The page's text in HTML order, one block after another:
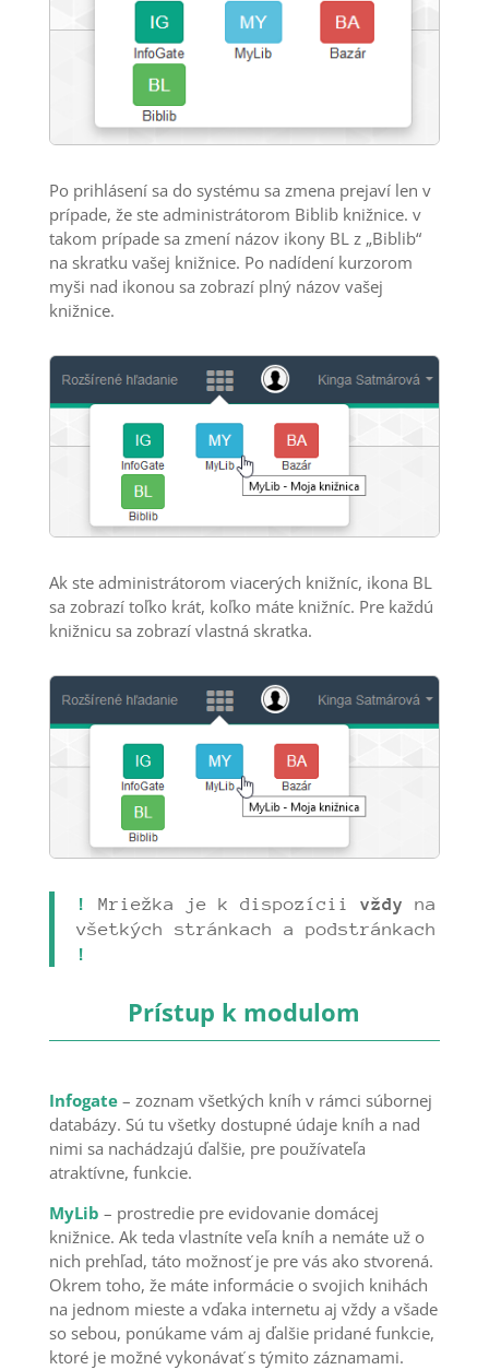
Po prihlásení sa do systému sa zmena prejaví len v
prípade, že ste administrátorom Biblib knižnice. v
takom prípade sa zmení názov ikony BL z „Biblib“
na skratku vašej knižnice. Po nadídení kurzorom
myši nad ikonou sa zobrazí plný názov vašej
knižnice.
Ak ste administrátorom viacerých knižníc, ikona BL
sa zobrazí toľko krát, koľko máte knižníc. Pre každú
knižnicu sa zobrazí vlastná skratka.
! Mriežka je k dispozícii vždy na
všetkých stránkach a podstránkach
!
Prístup k modulom
Infogate – zoznam všetkých kníh v rámci súbornej
databázy. Sú tu všetky dostupné údaje kníh a nad
nimi sa nachádzajú ďalšie, pre používateľa
atraktívne, funkcie.
MyLib – prostredie pre evidovanie domácej
knižnice. Ak teda vlastníte veľa kníh a nemáte už o
nich prehľad, táto možnosť je pre vás ako stvorená.
Okrem toho, že máte informácie o svojich knihách
na jednom mieste a vďaka internetu aj vždy a všade
so sebou, ponúkame vám aj ďalšie pridané funkcie,
ktoré je možné vykonávať s týmito záznamami.